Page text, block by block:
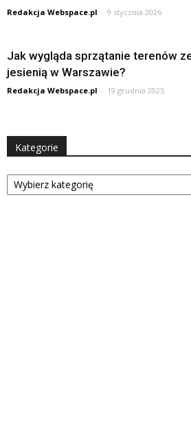
Redakcja Webspace.pl - 9 stycznia 2026
Jak wygląda sprzątanie terenów
jesienią w Warszawie?
Redakcja Webspace.pl - 19 grudnia 2025
Kategorie
Kategorie